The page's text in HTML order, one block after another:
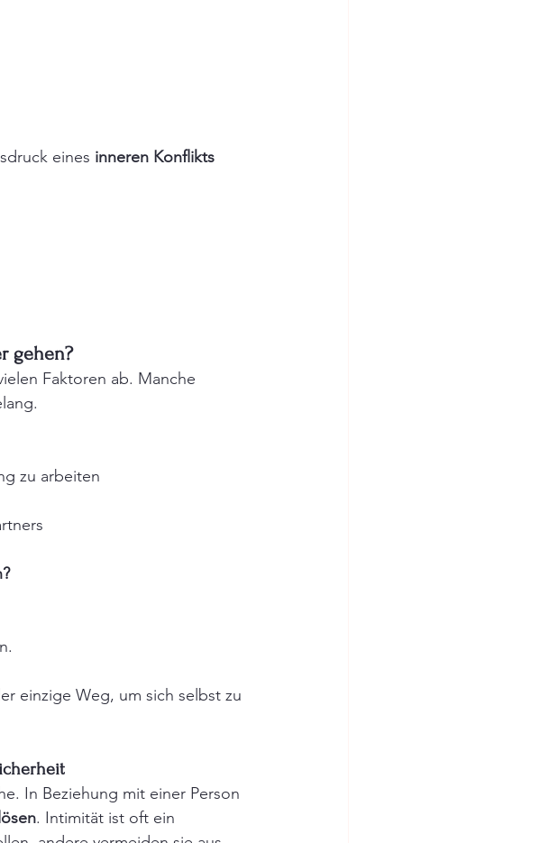
eines inneren Konflikts
gehen?
Faktoren ab. Manche
zu arbeiten
einzige Weg, um sich selbst zu
In Beziehung mit einer Person
. Intimität ist oft ein